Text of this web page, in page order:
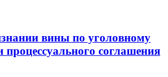
вины по уголовному
процессуального соглашения